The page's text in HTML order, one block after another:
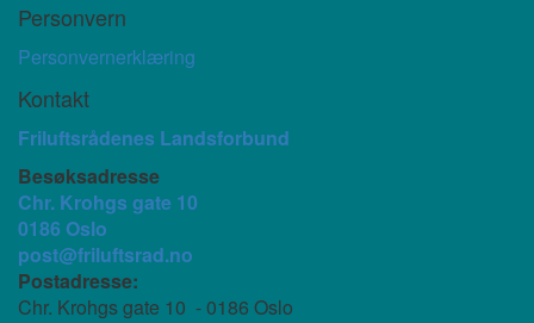
Personvern
Personvernerklæring
Kontakt
Friluftsrådenes Landsforbund
Besøksadresse
Chr. Krohgs gate 10
0186 Oslo
post@friluftsrad.no
Postadresse:
Chr. Krohgs gate 10 - 0186 Oslo